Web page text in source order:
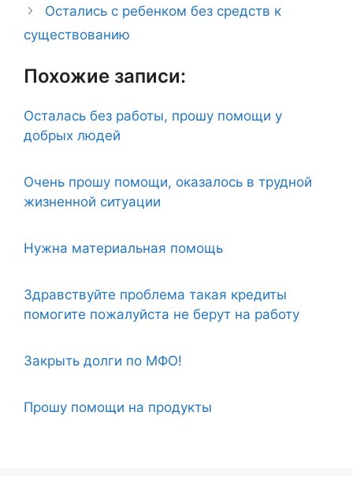
Остались с ребенком без средств к
существованию
Похожие записи:
Осталась без работы, прошу помощи у
добрых людей
Очень прошу помощи, оказалось в трудной
жизненной ситуации
Нужна материальная помощь
Здравствуйте проблема такая кредиты
помогите пожалуйста не берут на работу
Закрыть долги по МФО!
Прошу помощи на продукты